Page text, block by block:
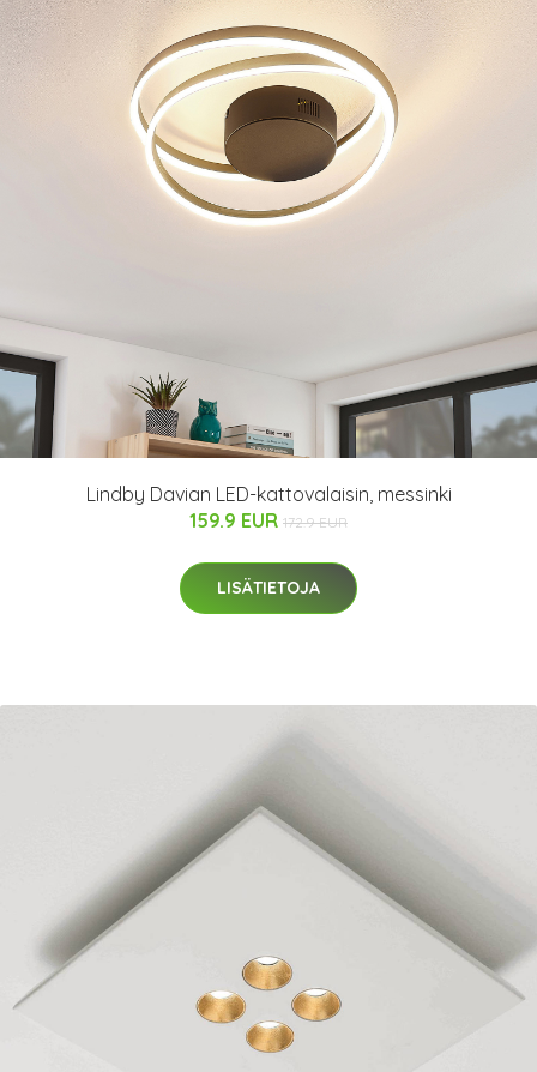
Lindby Davian LED-kattovalaisin, messinki
159.9 EUR 172.9 EUR
LISÄTIETOJA